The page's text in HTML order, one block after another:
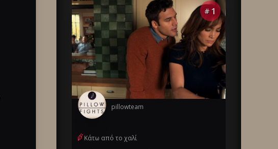
# 1
pillowteam
Κάτω από το χαλί